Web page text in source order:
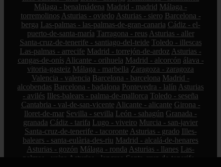
Málaga - benalmádena Madrid - madrid Málaga -
torremolinos Asturias - oviedo Asturias - siero Barcelona -
berga Las-palmas - las-palmas-de-gran-canaria Cádiz - el-
puerto-de-santa-maría Tarragona - reus Asturias - aller
Santa-cruz-de-tenerife - santiago-del-teide Toledo - illescas
Las-palmas - arrecife Madrid - torrejón-de-ardoz Asturias -
cangas-de-onís Alicante - orihuela Madrid - alcorcón álava -
vitoria-gasteiz Málaga - marbella Zaragoza - zaragoza
Valencia - valencia Barcelona - barcelona Madrid -
alcobendas Barcelona - badalona Pontevedra - lalín Asturias
- avilés Illes-balears - palma-de-mallorca Toledo - seseña
Cantabria - val-de-san-vicente Alicante - alicante Girona -
lloret-de-mar Sevilla - sevilla León - sahagún Granada -
granada Cádiz - tarifa Lugo - viveiro Murcia - san-javier
Santa-cruz-de-tenerife - tacoronte Asturias - grado Illes-
balears - santa-eulària-des-riu Madrid - alcalá-de-henares
Asturias - gozón Málaga - ronda Asturias - llanes Las-
palmas - yaiza Asturias - langreo Santa-cruz-de-tenerife -